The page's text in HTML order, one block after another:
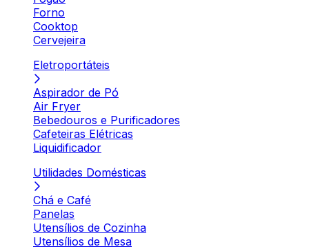
Forno
Cooktop
Cervejeira
Eletroportáteis
Aspirador de Pó
Air Fryer
Bebedouros e Purificadores
Cafeteiras Elétricas
Liquidificador
Utilidades Domésticas
Chá e Café
Panelas
Utensílios de Cozinha
Utensílios de Mesa